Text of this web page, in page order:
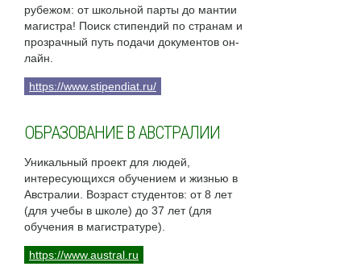
рубежом: от школьной парты до мантии
магистра! Поиск стипендий по странам и
прозрачный путь подачи документов он-
лайн.
https://www.stipendiat.ru/
ОБРАЗОВАНИЕ В АВСТРАЛИИ
Уникальный проект для людей,
интересующихся обучением и жизнью в
Австралии. Возраст студентов: от 8 лет
(для учебы в школе) до 37 лет (для
обучения в магистратуре).
https://www.austral.ru